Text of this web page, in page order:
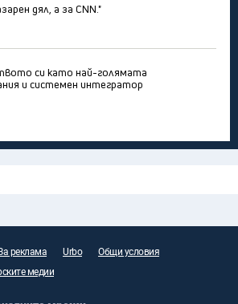
дял, а за CNN."
си като най-голямата
и системен интегратор
реклама Urbo
Общи условия
медии